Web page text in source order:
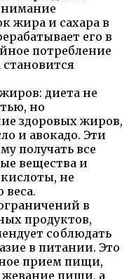
жира и сахара в
его в
потребление
становится
диета не
но
здоровых жиров,
и авокадо. Эти
получать все
вещества и
не
в
продуктов,
соблюдать
в питании. Это
прием пищи,
жевание пищи, а